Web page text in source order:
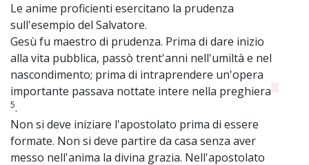
Le anime proficienti esercitano la prudenza
sull'esempio del Salvatore.
Gesù fu maestro di prudenza. Prima di dare inizio
alla vita pubblica, passò trent'anni nell'umiltà e nel
nascondimento; prima di intraprendere un'opera
importante passava nottate intere nella preghiera
5.
Non si deve iniziare l'apostolato prima di essere
formate. Non si deve partire da casa senza aver
messo nell'anima la divina grazia. Nell'apostolato